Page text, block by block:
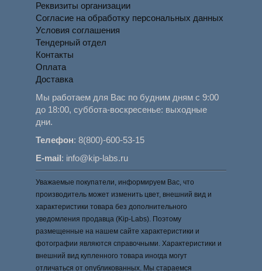
Реквизиты организации
Согласие на обработку персональных данных
Условия соглашения
Тендерный отдел
Контакты
Оплата
Доставка
Мы работаем для Вас по будним дням с 9:00
до 18:00, суббота-воскресенье: выходные
дни.
Телефон:8(800)-600-53-15
E-mail: info@kip-labs.ru
Уважаемые покупатели, информируем Вас, что
производитель может изменить цвет, внешний вид и
характеристики товара без дополнительного
уведомления продавца (Kip-Labs). Поэтому
размещенные на нашем сайте характеристики и
фотографии являются справочными. Характеристики и
внешний вид купленного товара иногда могут
отличаться от опубликованных. Мы стараемся